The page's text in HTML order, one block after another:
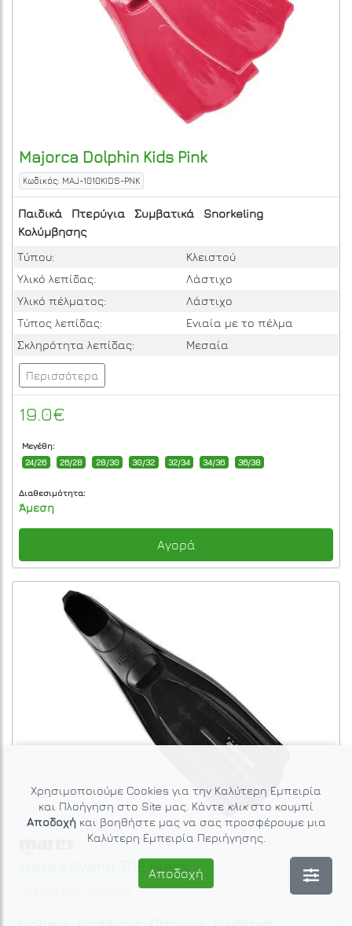
Majorca Dolphin Kids Pink
Κωδικός: MAJ-1010KIDS-PNK
Παιδικά Πτερύγια Συμβατικά
Snorkeling
Κολύμβησης
Τύπου:
Κλειστού
Υλικό λεπίδας:
Λάστιχο
Υλικό πέλματος:
Λάστιχο
Τύπος λεπίδας:
Ενιαία με το πέλμα
Σκληρότητα λεπίδας:
Μεσαία
Περισσότερα
19.0€
Μεγέθη:
24/26
26/28 28/30 30/32 32/34 34/36 36/38
Διαθεσιμότητα:
Άμεση
Αγορά
Avanti TRE Black
Χρησιμοποιούμε Cookies για την Καλύτερη Εμπειρία
και Πλοήγηση στο Site μας. Κάντε κλικ στο κουμπί
Αποδοχήκαι βοηθήστε μας να σας προσφέρουμε μια
Καλύτερη Εμπειρία Περιήγησης.
Αποδοχή